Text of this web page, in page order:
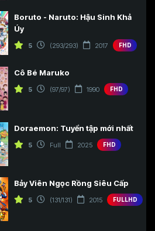
Boruto - Naruto: Hậu Sinh Khả
Úy
5 (293/293) 2017 FHD
Cô Bé Maruko
5 (97/97) 1990 FHD
Doraemon: Tuyển tập mới nhất
5 Full 2025 FHD
Bảy Viên Ngọc Rồng Siêu Cấp
5 (131/131) 2015 FULLHD